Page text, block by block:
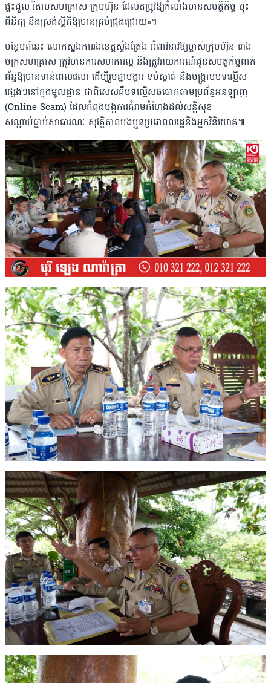
ផ្ទះជួល រឺតាមសហគ្រាស ក្រុមហ៊ុន ដែលតម្រូវឱ្យកំលាំងមានសមត្ថិកិច្ច ចុះ
ពិនិត្យ និងស្រង់ស្ថិតិឱ្យបានគ្រប់ជ្រុងជ្រោយ»។
បន្ថែមពីនេះ លោកស្នងការរងខេត្តស្ទឹងត្រែង អំពាវនាវឱ្យម្ចាស់ក្រុមហ៊ុន រោង
ចក្រសហគ្រាស ត្រូវមានការសហការល្អ និងត្រូវរាយការណ៍ជូនសមត្ថកិច្ចពាក់
ព័ន្ធឱ្យបានទាន់ពេលវេលា ដើម្បីរួមគ្នាបង្ការ ទប់ស្កាត់ និងបង្ក្រាបបទល្មើស
ផ្សេងៗនៅក្នុងមូលដ្ឋាន ជាពិសេសគឺបទល្មើសឆបោកតាមប្រព័ន្ធអនឡាញ
(Online Scam) ដែលកំពុងបង្កការគំរាមកំហែងដល់សន្តិសុខ
សណ្តាប់ធ្នាប់សាធារណៈ សុវត្ថិភាពបងប្អូនប្រជាពលរដ្ឋនិងអ្នកវិនិយោគ៕